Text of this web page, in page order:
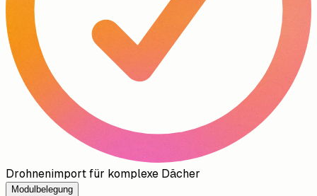
Drohnenimport für komplexe Dächer
Modulbelegung